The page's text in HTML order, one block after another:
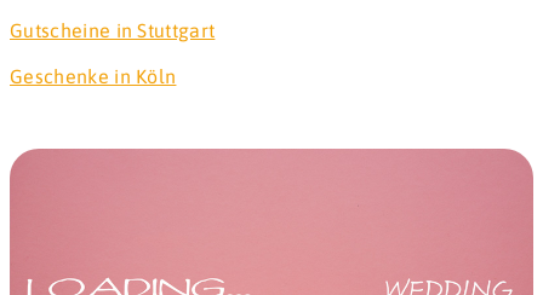
Gutscheine in Stuttgart
Geschenke in Köln